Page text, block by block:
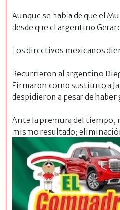
Aunque se habla de que el
desde que el argentino
Los directivos mexicanos
Recurrieron al argentino
Firmaron como sustituto a
despidieron a pesar de haber
Ante la premura del tiempo,
mismo resultado;